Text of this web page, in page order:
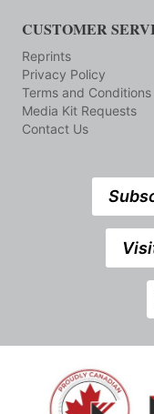
CUSTOMER
Reprints
Privacy Policy
Terms and Conditions
Media Kit Requests
Contact Us